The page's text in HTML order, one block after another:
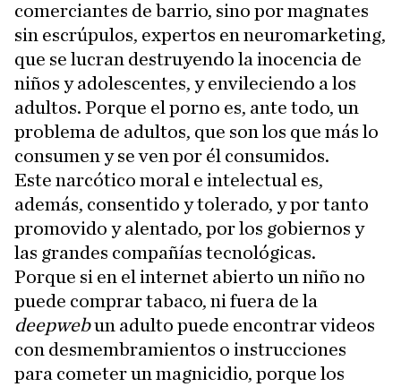
comerciantes de barrio, sino por magnates
sin escrúpulos, expertos en neuromarketing,
que se lucran destruyendo la inocencia de
niños y adolescentes, y envileciendo a los
adultos. Porque el porno es, ante todo, un
problema de adultos, que son los que más lo
consumen y se ven por él consumidos.
Este narcótico moral e intelectual es,
además, consentido y tolerado, y por tanto
promovido y alentado, por los gobiernos y
las grandes compañías tecnológicas.
Porque si en el internet abierto un niño no
puede comprar tabaco, ni fuera de la
deepwebun adulto puede encontrar videos
con desmembramientos o instrucciones
para cometer un magnicidio, porque los